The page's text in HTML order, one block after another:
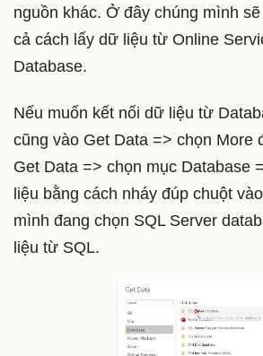
nguồn khác. Ở đây chúng mình
cả cách lấy dữ liệu từ Online
Database.
Nếu muốn kết nối dữ liệu từ
cũng vào Get Data => chọn More
Get Data => chọn mục Database
liệu bằng cách nháy đúp chuột
mình đang chọn SQL Server
liệu từ SQL.